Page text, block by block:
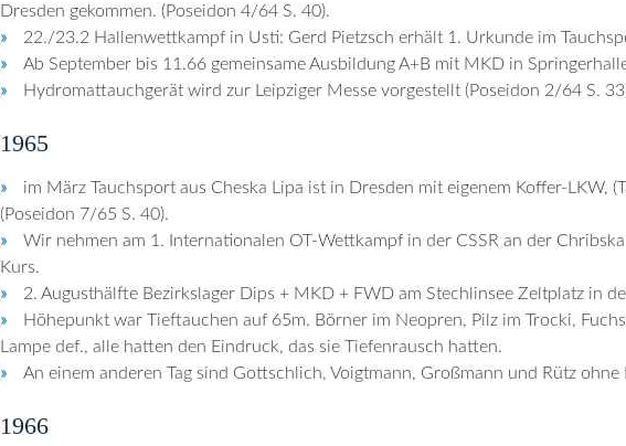
Dresden gekommen. (Poseidon 4/64 S. 40).
22./23.2 Hallenwettkampf in Usti: Gerd Pietzsch erhält 1. Urkunde im
Ab September bis 11.66 gemeinsame Ausbildung A+B mit MKD in
Hydromattauchgerät wird zur Leipziger Messe vorgestellt (Poseidon 2/64 S.
1965
im März Tauchsport aus Cheska Lipa ist in Dresden mit eigenem Koffer-LKW,
(Poseidon 7/65 S. 40).
Wir nehmen am 1. Internationalen OT-Wettkampf in der CSSR an der
Kurs.
2. Augusthälfte Bezirkslager Dips + MKD + FWD am Stechlinsee Zeltplatz in
Höhepunkt war Tieftauchen auf 65m. Börner im Neopren, Pilz im Trocki,
Lampe def., alle hatten den Eindruck, das sie Tiefenrausch hatten.
An einem anderen Tag sind Gottschlich, Voigtmann, Großmann und Rütz ohne
1966